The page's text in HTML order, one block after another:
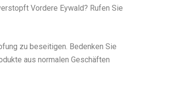
Vordere Eywald? Rufen Sie
zu beseitigen. Bedenken Sie
aus normalen Geschäften